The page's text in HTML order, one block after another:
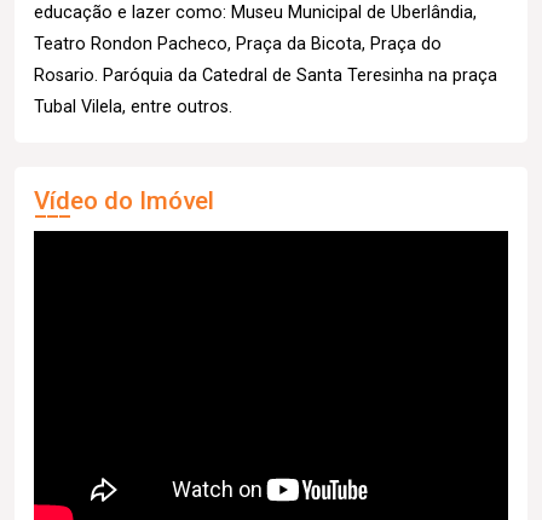
educação e lazer como: Museu Municipal de Uberlândia,
Teatro Rondon Pacheco, Praça da Bicota, Praça do
Rosario. Paróquia da Catedral de Santa Teresinha na praça
Tubal Vilela, entre outros.
Vídeo do Imóvel